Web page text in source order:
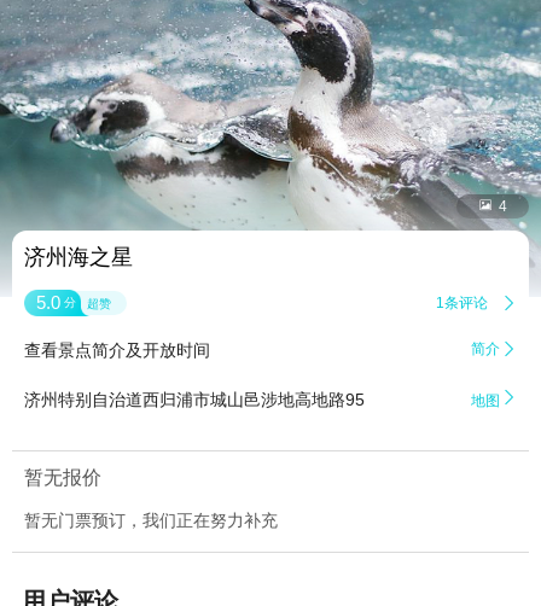
 4
济州海之星
5.0 分 超赞 1条评论 
查看景点简介及开放时间 简介 
济州特别自治道西归浦市城山邑涉地高地路95 地图 
暂无报价
暂无门票预订，我们正在努力补充
